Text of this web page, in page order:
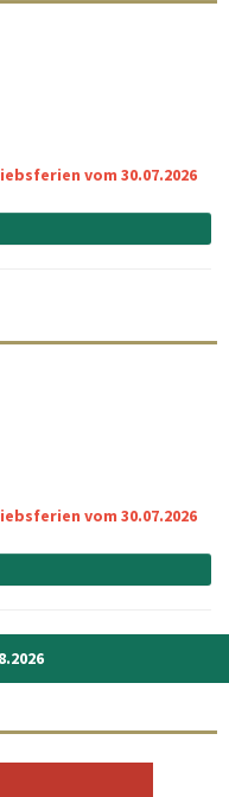
vom 30.07.2026
vom 30.07.2026